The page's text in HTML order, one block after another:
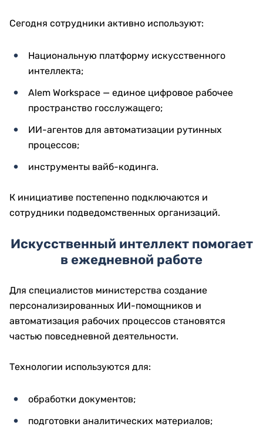
Сегодня сотрудники активно используют:
Национальную платформу искусственного
интеллекта;
Alem Workspace — единое цифровое рабочее
пространство госслужащего;
ИИ-агентов для автоматизации рутинных
процессов;
инструменты вайб-кодинга.
К инициативе постепенно подключаются и
сотрудники подведомственных организаций.
Искусственный интеллект помогает
в ежедневной работе
Для специалистов министерства создание
персонализированных ИИ-помощников и
автоматизация рабочих процессов становятся
частью повседневной деятельности.
Технологии используются для:
обработки документов;
подготовки аналитических материалов;